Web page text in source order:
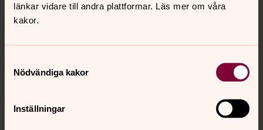
länkar vidare till andra plattformar. Läs mer om våra
kakor.
Nödvändiga kakor
Inställningar
Kontakt
Kalender
Hitta snabbt